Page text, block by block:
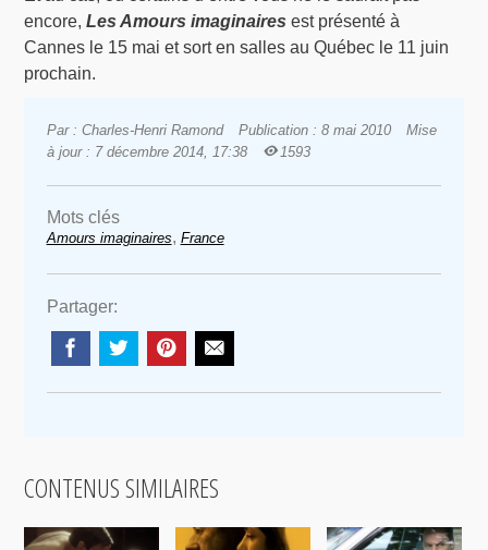
encore,Les Amours imaginaires est présenté à
Cannes le 15 mai et sort en salles au Québec le 11 juin
prochain.
Par : Charles-Henri Ramond Publication : 8 mai 2010
Mise
à jour : 7 décembre 2014, 17:38
1593
Mots clés
Amours imaginaires, France
Partager:
CONTENUS SIMILAIRES